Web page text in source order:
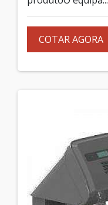
COTAR AGORA